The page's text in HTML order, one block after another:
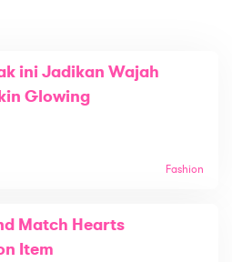
ini Jadikan Wajah
Glowing
Fashion
Match Hearts
Item